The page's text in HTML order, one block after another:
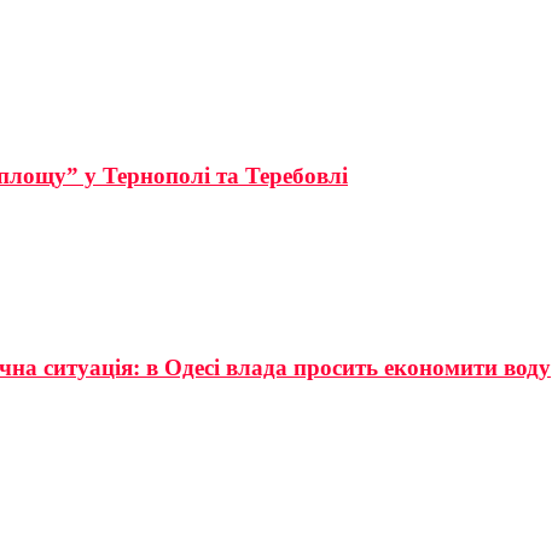
у Тернополі та Теребовлі
ситуація: в Одесі влада просить економити воду